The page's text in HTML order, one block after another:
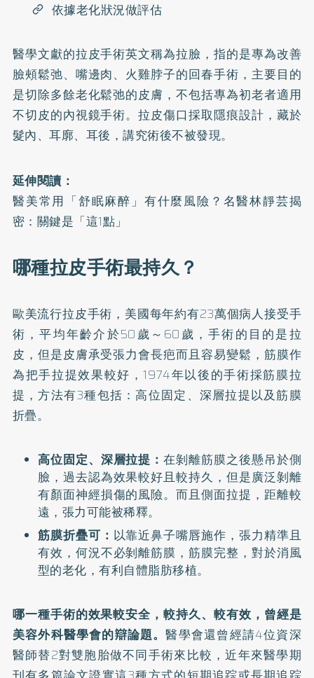
依據老化狀況做評估
醫學文獻的拉皮手術英文稱為拉臉，指的是專為改善
臉頰鬆弛、嘴邊肉、火雞脖子的回春手術，主要目的
是切除多餘老化鬆弛的皮膚，不包括專為初老者適用
不切皮的內視鏡手術。拉皮傷口採取隱痕設計，藏於
髮內、耳廓、耳後，講究術後不被發現。
延伸閱讀：
醫美常用「舒眠麻醉」有什麼風險？名醫林靜芸揭
密：關鍵是「這1點」
哪種拉皮手術最持久？
歐美流行拉皮手術，美國每年約有23萬個病人接受手
術，平均年齡介於50歲～60歲，手術的目的是拉
皮，但是皮膚承受張力會長疤而且容易變鬆，筋膜作
為把手拉提效果較好，1974年以後的手術採筋膜拉
提，方法有3種包括：高位固定、深層拉提以及筋膜
折疊。
高位固定、深層拉提：在剝離筋膜之後懸吊於側
臉，過去認為效果較好且較持久，但是廣泛剝離
有顏面神經損傷的風險。而且側面拉提，距離較
遠，張力可能被稀釋。
筋膜折疊可： 以靠近鼻子嘴唇施作，張力精準且
有效，何況不必剝離筋膜，筋膜完整，對於消風
型的老化，有利自體脂肪移植。
哪一種手術的效果較安全，較持久、較有效，曾經是
美容外科醫學會的辯論題。醫學會還曾經請4位資深
醫師替2對雙胞胎做不同手術來比較，近年來醫學期